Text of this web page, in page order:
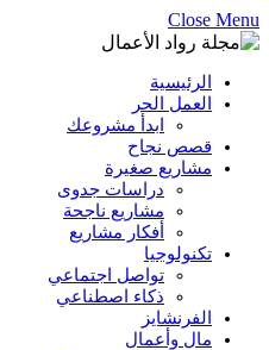
Close Menu
الرئيسية
العمل الحر
ابدأ مشروعك
قصص نجاح
مشاريع صغيرة
دراسات جدوى
مشاريع ناجحة
أفكار مشاريع
تكنولوجيا
تواصل اجتماعي
ذكاء اصطناعي
الفرنشايز
مال وأعمال